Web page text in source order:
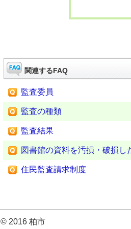
関連するFAQ
監査委員
監査の種類
監査結果
図書館の資料を汚損・破損し
住民監査請求制度
© 2016 柏市